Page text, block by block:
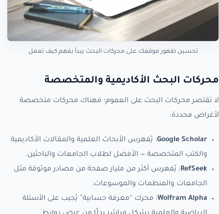
تحسين ظهور موقعك على محركات البحث يبدأ بفهم كيف تعمل
محركات البحث الأكاديمية والمتخصصة
لا تقتصر محركات البحث على العموم؛ فهناك محركات متخصصة
لأغراض محددة:
Google Scholar: يُفهرس الأبحاث العلمية والمقالات الأكاديمية
والكتب المتخصصة — الأفضل لطلاب الجامعات والباحثين.
RefSeek: يُفهرس أكثر من مليار صفحة من مصادر موثوقة مثل
الجامعات والمنظمات والموسوعات.
Wolfram Alpha: محرك “معرفة حسابية” يُجيب على الأسئلة